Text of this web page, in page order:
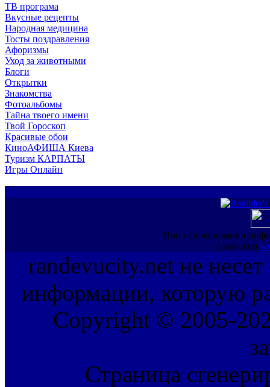
ТВ програма
Вкусные рецепты
Народная медицина
Тосты поздравления
Афоризмы
Уход за животными
Блоги
Открытки
Знакомства
Фотоальбомы
Тайна твоего имени
Твой Гороскоп
Красивые обои
КиноАФИША Киева
Туризм КАРПАТЫ
Игры Онлайн
При использовании
ссылка на
randevucity.net не несет
информации, которую
Copyright © 2005-
Страница